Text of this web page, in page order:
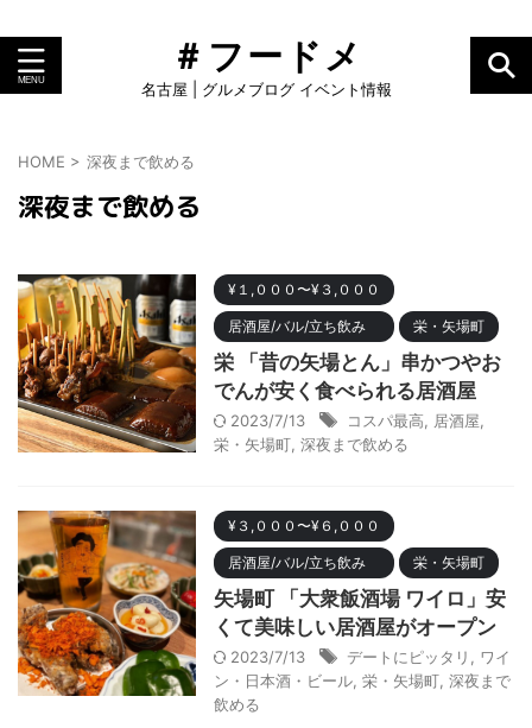
＃フードメ
名古屋 | グルメブログ イベント情報
HOME > 深夜まで飲める
深夜まで飲める
¥１,０００〜¥３,０００
居酒屋/バル/立ち飲み 栄・矢場町
栄 「昔の矢場とん」串かつやお
でんが安く食べられる居酒屋
2023/7/13 コスパ最高 居酒屋
栄・矢場町 深夜まで飲める
¥３,０００〜¥６,０００
居酒屋/バル/立ち飲み 栄・矢場町
矢場町 「大衆飯酒場 ワイロ」安
くて美味しい居酒屋がオープン
2023/7/13 デートにピッタリ
ワイ
ン・日本酒・ビール 栄・矢場町 深夜まで
飲める